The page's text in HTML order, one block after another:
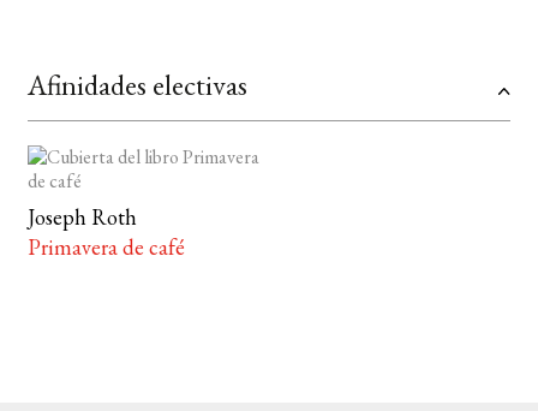
Afinidades electivas
Joseph Roth
Primavera de café